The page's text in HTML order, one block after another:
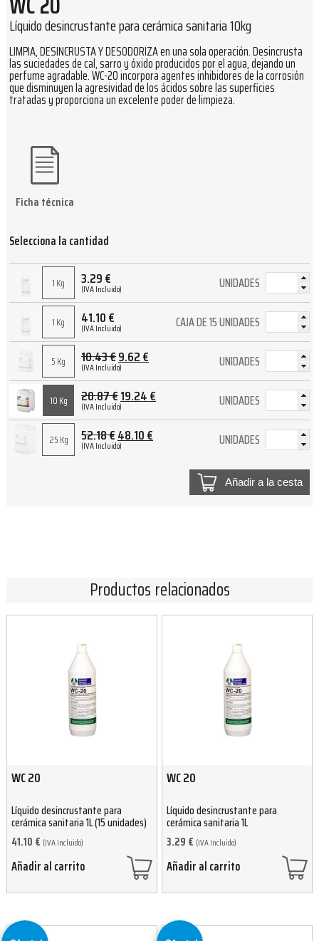
Líquido desincrustante para cerámica sanitaria 10kg
LIMPIA, DESINCRUSTA Y DESODORIZA en una sola operación. Desincrusta
las suciedades de cal, sarro y óxido producidos por el agua, dejando un
perfume agradable. WC-20 incorpora agentes inhibidores de la corrosión
que disminuyen la agresividad de los ácidos sobre las superficies
tratadas y proporciona un excelente poder de limpieza.
Selecciona la cantidad
1 Kg 3.29€
(IVA Incluido) UNIDADES
1 Kg 41.10€
(IVA Incluido) CAJA DE 15 UNIDADES
5 Kg 10.43€9.62€
(IVA Incluido) UNIDADES
10 Kg 20.87€19.24€
(IVA Incluido) UNIDADES
25 Kg 52.18€48.10€
(IVA Incluido) UNIDADES
Añadir a la cesta
Ficha técnica
Productos relacionados
WC 20
Líquido desincrustante para
cerámica sanitaria 1L (15 unidades)
41.10 € (IVA Incluido)
Añadir al carrito
WC 20
Líquido desincrustante para
cerámica sanitaria 1L
3.29 € (IVA Incluido)
Añadir al carrito